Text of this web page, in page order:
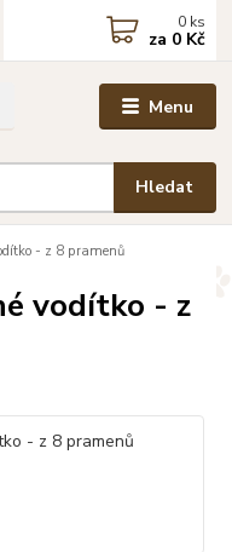
Menu
Hledat
0 ks
za 0 Kč
- z 8 pramenů
vodítko - z